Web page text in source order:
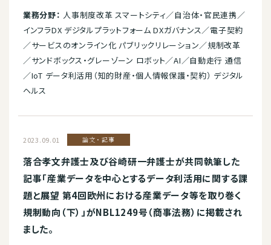
業務分野： 人事制度改革 スマートシティ／自治体・官民連携／
インフラDX デジタルプラットフォーム DXガバナンス／電子契約
／サービスのオンライン化 パブリックリレーション／規制改革
／サンドボックス・グレーゾーン ロボット／AI／自動走行 通信
／IoT データ利活用（知的財産・個人情報保護・契約） デジタル
ヘルス
2023.09.01 論文・記事
落合孝文弁護士及び谷崎研一弁護士が共同執筆した
記事「産業データを中心とするデータ利活用に関する課
題と展望 第4回欧州における産業データ等を取り巻く
規制動向（下）」がNBL1249号（商事法務）に掲載され
ました。